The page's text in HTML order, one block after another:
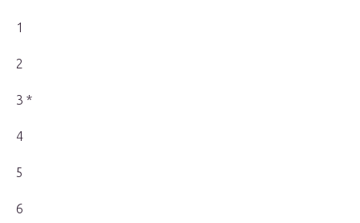
1
2
3 *
4
5
6